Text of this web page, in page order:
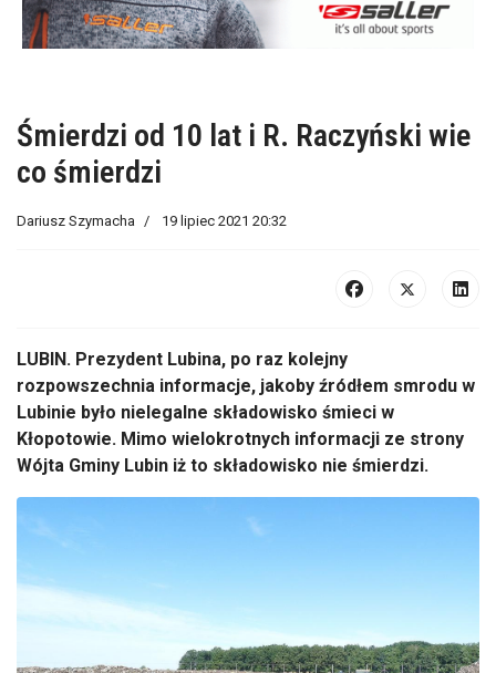
Śmierdzi od 10 lat i R. Raczyński wie
co śmierdzi
Dariusz Szymacha 19 lipiec 2021 20:32
LUBIN. Prezydent Lubina, po raz kolejny
rozpowszechnia informacje, jakoby źródłem smrodu w
Lubinie było nielegalne składowisko śmieci w
Kłopotowie. Mimo wielokrotnych informacji ze strony
Wójta Gminy Lubin iż to składowisko nie śmierdzi.